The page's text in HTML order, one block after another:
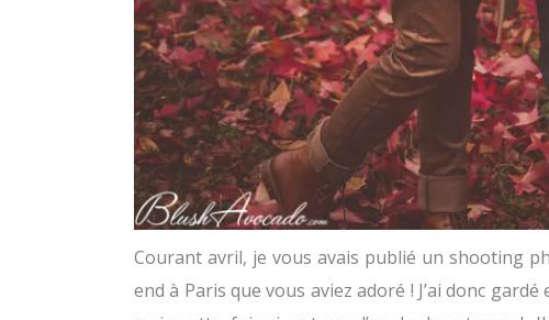
Courant avril, je vous avais publié un shooting
end à Paris que vous aviez adoré ! J’ai donc